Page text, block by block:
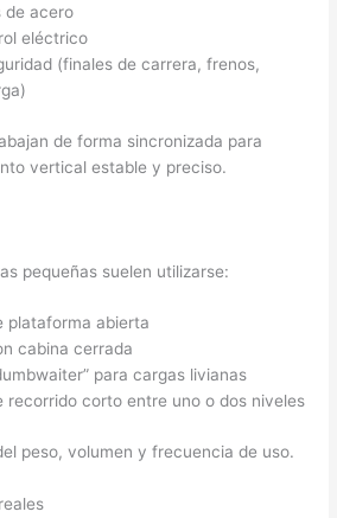
de acero
eléctrico
(finales de carrera, frenos,
de forma sincronizada para
vertical estable y preciso.
pequeñas suelen utilizarse:
plataforma abierta
cabina cerrada
para cargas livianas
recorrido corto entre uno o dos niveles
peso, volumen y frecuencia de uso.